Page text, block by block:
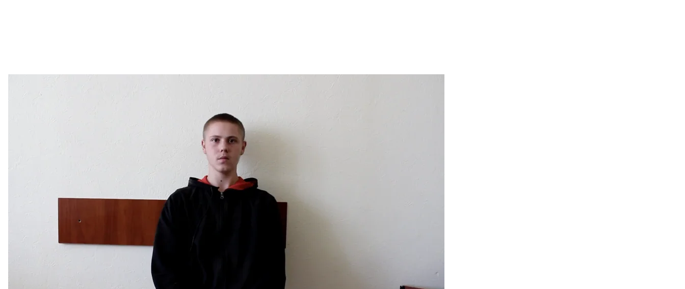
Гражданский заложник Богдан Ковальчук во время допроса россиян
ставший гражданским заложником россиян. В 2019-м его, несмотря на «приговор» суда, обменяли
«Богдан был на третьей полочке, а я на второй… Был нормальный, вежливый парень… Молодой,
жизнерадостный. Всегда хотел смотреть музыкальные программы, которые шли по телевизору…
баландера
Богдана очень ждал его старенький прадедушка. Он постоянно говорил о нем, смотрел видео с
обменов в надежде увидеть там родное лицо.
Как-то показывали обмен, и он мне кричит: «Таня, там Богдан!». А я ему: «Па, нет, это не наш Богдан».
Не выдержал. У него случился приступ, он не смог. Умер здесь, на Волыни. Не дождался.
бабушка гражданского заложника
Богдана Ковальчука
29-летнего Виктора Дзыцюка россияне задержали в 2017 году на блокпосте в Марьянке. Он с
семьей переезжал из Донецка к маме в Торецк. В телефоне Виктора, который работал мастером на